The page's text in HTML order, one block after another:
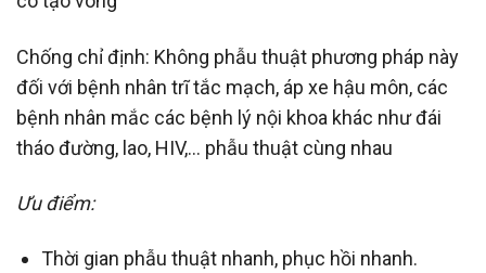
Chống chỉ định: Không phẫu thuật phương pháp này
đối với bệnh nhân trĩ tắc mạch, áp xe hậu môn, các
bệnh nhân mắc các bệnh lý nội khoa khác như đái
tháo đường, lao, HIV,… phẫu thuật cùng nhau
Ưu điểm:
Thời gian phẫu thuật nhanh, phục hồi nhanh.